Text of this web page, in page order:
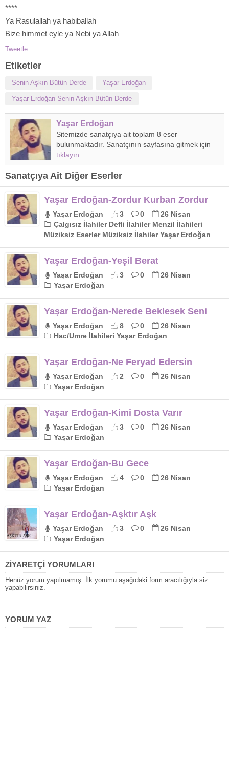
****
Ya Rasulallah ya habiballah
Bize himmet eyle ya Nebi ya Allah
Tweetle
Etiketler
Senin Aşkın Bütün Derde Yaşar Erdoğan
Yaşar Erdoğan-Senin Aşkın Bütün Derde
Yaşar Erdoğan
Sitemizde sanatçıya ait toplam 8 eser
bulunmaktadır. Sanatçının sayfasına gitmek için
tıklayın
Sanatçıya Ait Diğer Eserler
Yaşar Erdoğan-Zordur Kurban Zordur
Yaşar Erdoğan 3 0
26 Nisan
Çalgısız İlahiler Defli İlahiler Menzil İlahileri
Müziksiz Eserler Müziksiz İlahiler Yaşar Erdoğan
Yaşar Erdoğan-Yeşil Berat
Yaşar Erdoğan 3 0
26 Nisan
Yaşar Erdoğan
Yaşar Erdoğan-Nerede Beklesek Seni
Yaşar Erdoğan 8 0
26 Nisan
Hac/Umre İlahileri Yaşar Erdoğan
Yaşar Erdoğan-Ne Feryad Edersin
Yaşar Erdoğan 2 0
26 Nisan
Yaşar Erdoğan
Yaşar Erdoğan-Kimi Dosta Varır
Yaşar Erdoğan 3 0
26 Nisan
Yaşar Erdoğan
Yaşar Erdoğan-Bu Gece
Yaşar Erdoğan 4 0
26 Nisan
Yaşar Erdoğan
Yaşar Erdoğan-Aşktır Aşk
Yaşar Erdoğan 3 0
26 Nisan
Yaşar Erdoğan
ZİYARETÇİ YORUMLARI
Henüz yorum yapılmamış. İlk yorumu aşağıdaki form aracılığıyla siz
yapabilirsiniz.
YORUM YAZ